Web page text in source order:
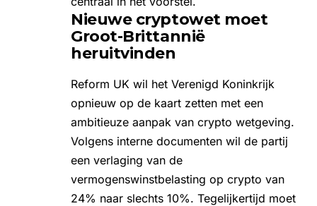
Nieuwe cryptowet moet
Groot-Brittannië
heruitvinden
Reform UK wil het Verenigd Koninkrijk
opnieuw op de kaart zetten met een
ambitieuze aanpak van crypto wetgeving.
Volgens interne documenten wil de partij
een verlaging van de
vermogenswinstbelasting op crypto van
24% naar slechts 10%. Tegelijkertijd moet